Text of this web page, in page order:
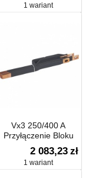
1 wariant
Vx3 250/400 A
Przyłączenie Bloku
Rozdzielczego
Rzędowego Hx3 250 A
Do Szyn Zasilających
2 083,23 zł
1 wariant